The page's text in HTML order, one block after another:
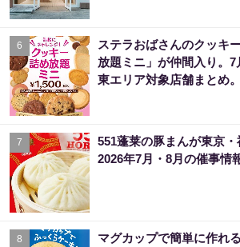
6
ステラおばさんのクッキ
放題ミニ」が仲間入り。7
東エリア対象店舗まとめ。
7
551蓬莱の豚まんが東京・
2026年7月・8月の催事情
8
マグカップで簡単に作れ